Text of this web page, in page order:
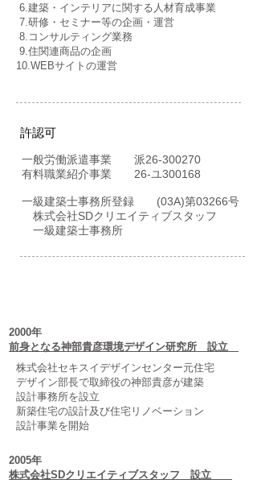
6.建築・インテリアに関する人材育成事業
​ 7.研修・セミナー等の企画・運営
8.コンサルティング業務
9.住関連商品の企画
​10.WEBサイトの運営
許認可
一般労働派遣事業 派26-300270
有料職業紹介事業 26-ユ300168
​一級建築士事務所登録 (03A)第03266号
​ 株式会社SDクリエイティブスタッフ
一級建築士事務所
2000年
前身となる神部貴彦環境デザイン研究所 設立
株式会社セキスイデザインセンター元住宅
デザイン部長で​取締役の神部貴彦が建築
設計事務所を設立
​新築住宅の設計及び住宅リノベーション
設計事業を開始
2005年
株式会社SDクリエイティブスタッフ 設立